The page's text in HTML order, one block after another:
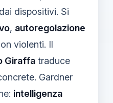
dispositivi. Si
, autoregolazione
violenti. Il
Giraffa traduce
Gardner
intelligenza